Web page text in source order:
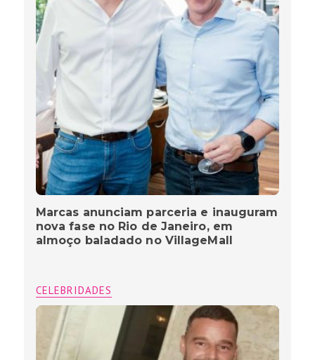
Marcas anunciam parceria e inauguram
nova fase no Rio de Janeiro, em
almoço baladado no VillageMall
CELEBRIDADES